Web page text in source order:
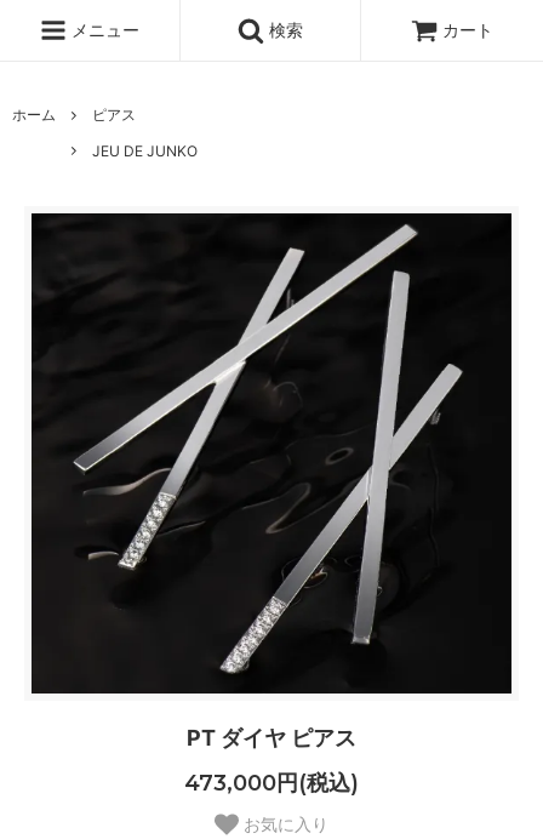
メニュー 検索 カート
ホーム
ピアス
JEU DE JUNKO
PT ダイヤ ピアス
473,000円(税込)
お気に入り